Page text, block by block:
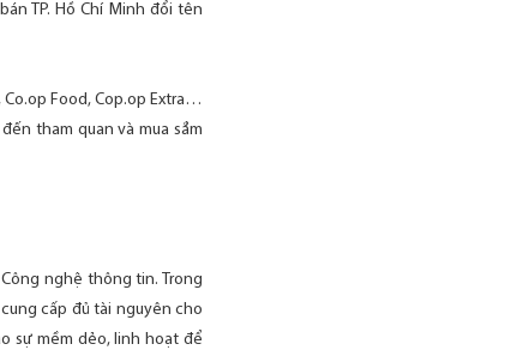
TP. Hồ Chí Minh đổi tên
Food, Cop.op Extra…
tham quan và mua sắm
nghệ thông tin. Trong
cấp đủ tài nguyên cho
sự mềm dẻo, linh hoạt để